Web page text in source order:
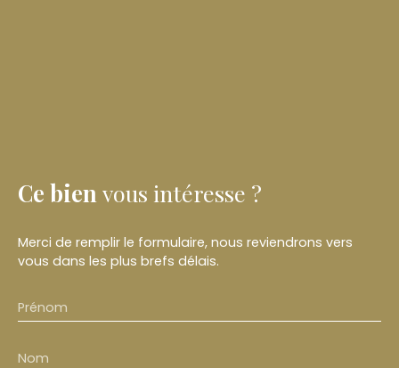
Ce bien vous intéresse ?
Merci de remplir le formulaire, nous reviendrons vers
vous dans les plus brefs délais.
Prénom
Nom